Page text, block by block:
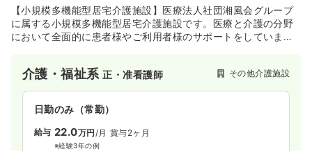
月給29万円以上可
気になる 詳細を見る
病棟
33.9万円/月
【小規模多機能型居宅介護施設】医療法人社団湘風会グループ
に属する小規模多機能型居宅介護施設です。医療と介護の分野
において全面的に患者様やご利用者様のサポートをしていま
ています。
介護・福祉系正・准看護師 その他介護施設
日勤のみ（常勤）
給与 22.0万円 /月 賞与2ヶ月
※経験3年の例